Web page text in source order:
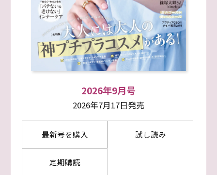
2026年9月号
2026年7月17日発売
最新号を購入 試し読み
定期購読